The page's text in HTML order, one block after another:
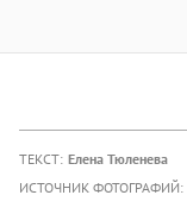
ТЕКСТ: Елена Тюленева
ИСТОЧНИК ФОТОГРАФИЙ: